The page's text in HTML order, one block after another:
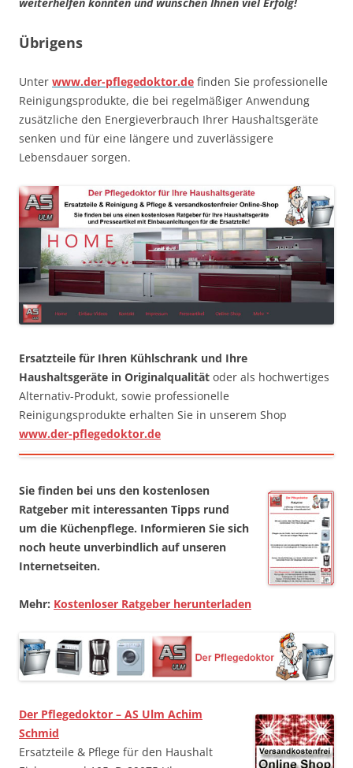
Übrigens
Unter www.der-pflegedoktor.de finden Sie professionelle
Reinigungsprodukte, die bei regelmäßiger Anwendung
zusätzliche den Energieverbrauch Ihrer Haushaltsgeräte
senken und für eine längere und zuverlässigere
Lebensdauer sorgen.
Ersatzteile für Ihren Kühlschrank und Ihre
Haushaltsgeräte in Originalqualität oder als hochwertiges
Alternativ-Produkt, sowie professionelle
Reinigungsprodukte erhalten Sie in unserem Shop
www.der-pflegedoktor.de
Sie finden bei uns den kostenlosen
Ratgeber mit interessanten Tipps rund
um die Küchenpflege. Informieren Sie sich
noch heute unverbindlich auf unseren
Internetseiten.
Mehr: Kostenloser Ratgeber herunterladen
Der Pflegedoktor – AS Ulm Achim
Schmid
Ersatzteile & Pflege für den Haushalt